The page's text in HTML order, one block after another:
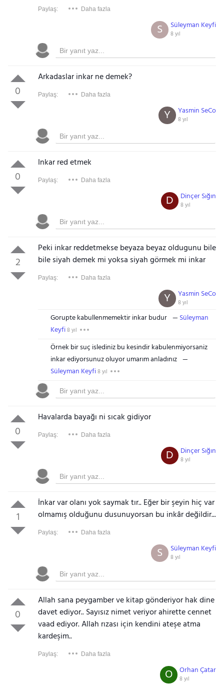
Paylaş: Daha fazla
Süleyman Keyfi
8 yıl
S
0
Arkadaslar inkar ne demek?
Paylaş: Daha fazla
Yasmin SeCo
8 yıl
Y
0
Inkar red etmek
Paylaş: Daha fazla
Dinçer Sığın
8 yıl
D
2
Peki inkar reddetmekse beyaza beyaz oldugunu bile
bile siyah demek mi yoksa siyah görmek mi inkar
Paylaş: Daha fazla
Yasmin SeCo
8 yıl
Y
Gorupte kabullenmemektir inkar budur
Süleyman
Keyfi8 yıl
Örnek bir suç islediniz bu kesindir kabulenmiyorsaniz
inkar ediyorsunuz oluyor umarım anladınız
Süleyman Keyfi8 yıl
0
Havalarda bayağı ni sıcak gidiyor
Paylaş: Daha fazla
Dinçer Sığın
8 yıl
D
1
İnkar var olanı yok saymak tır.. Eğer bir şeyin hiç var
olmamış olduğunu dusunuyorsan bu inkâr değildir...
Paylaş: Daha fazla
Süleyman Keyfi
8 yıl
S
0
Allah sana peygamber ve kitap gönderiyor hak dine
davet ediyor.. Sayısız nimet veriyor ahirette cennet
vaad ediyor. Allah rızası için kendini ateşe atma
kardeşim..
Paylaş: Daha fazla
Orhan Çatar
8 yıl
O